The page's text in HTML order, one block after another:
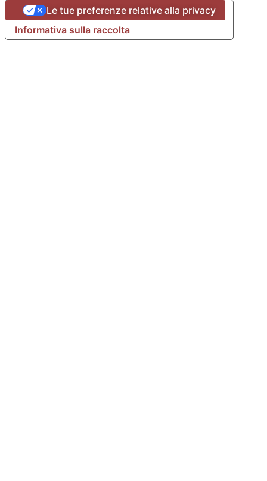
Informativa sulla raccolta
Le tue preferenze relative alla privacy